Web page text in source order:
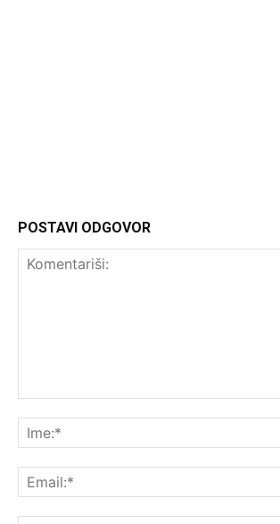
POSTAVI ODGOVOR